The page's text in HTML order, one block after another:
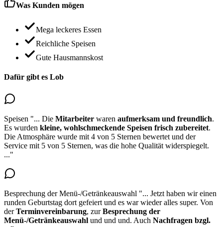
Was Kunden mögen
Mega leckeres Essen
Reichliche Speisen
Gute Hausmannskost
Dafür gibt es Lob
Speisen "... Die Mitarbeiter waren aufmerksam und freundlich.
Es wurden kleine, wohlschmeckende Speisen frisch zubereitet.
Die Atmosphäre wurde mit 4 von 5 Sternen bewertet und der
Service mit 5 von 5 Sternen, was die hohe Qualität widerspiegelt.
..."
Besprechung der Menü-/Getränkeauswahl "... Jetzt haben wir einen
runden Geburtstag dort gefeiert und es war wieder alles super. Von
derTerminvereinbarung, zurBesprechung der
Menü-/Getränkeauswahl und und und. Auch Nachfragen bzgl.